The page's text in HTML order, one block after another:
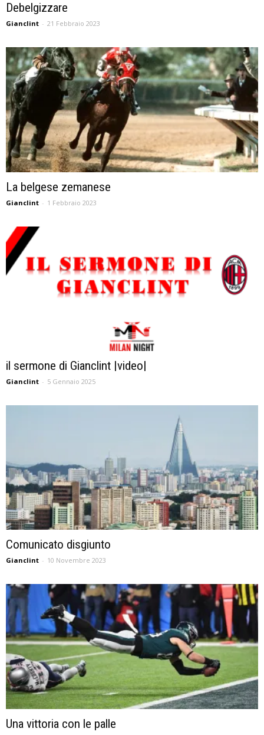
Debelgizzare
Gianclint - 21 Febbraio 2023
La belgese zemanese
Gianclint - 1 Febbraio 2023
il sermone di Gianclint |video|
Gianclint - 5 Gennaio 2025
Comunicato disgiunto
Gianclint - 10 Novembre 2023
Una vittoria con le palle